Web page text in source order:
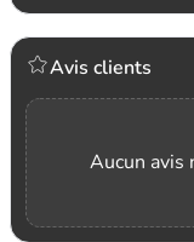
Avis clients
Aucun avis